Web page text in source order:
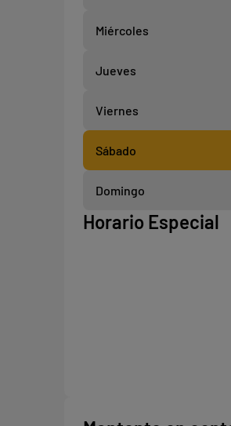
Miércoles
Jueves
Viernes
Sábado
Domingo
Horario Especial